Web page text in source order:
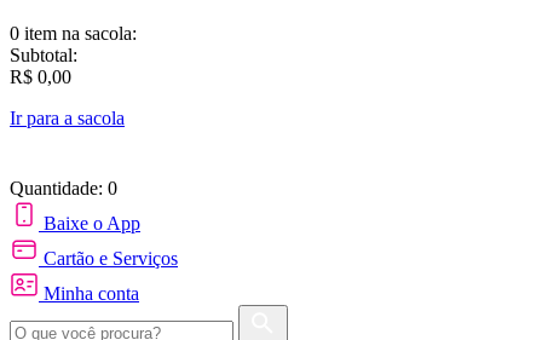
0 item na sacola:
Subtotal:
R$ 0,00
Ir para a sacola
Quantidade: 0
Baixe o App
Cartão e Serviços
Minha conta